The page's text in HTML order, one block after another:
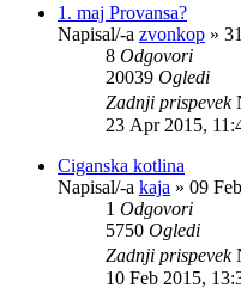
1. maj Provansa?
Napisal/-a zvonkop »
8 Odgovori
20039 Ogledi
Zadnji prispevek
23 Apr 2015,
Ciganska kotlina
Napisal/-a kaja » 09
1 Odgovori
5750 Ogledi
Zadnji prispevek
10 Feb 2015,